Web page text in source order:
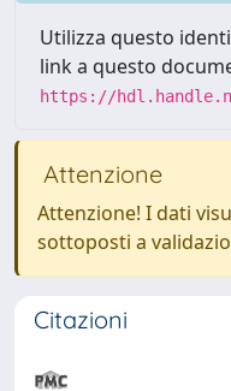
Utilizza questo
link a questo
https://
Attenzione
Attenzione! I dati
sottoposti a
Citazioni